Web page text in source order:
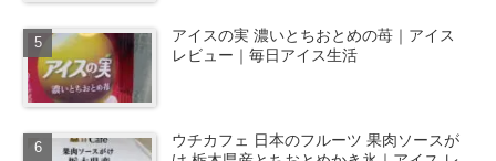
アイスの実 濃いとちおとめの苺｜アイス
レビュー｜毎日アイス生活
ウチカフェ 日本のフルーツ 果肉ソースが